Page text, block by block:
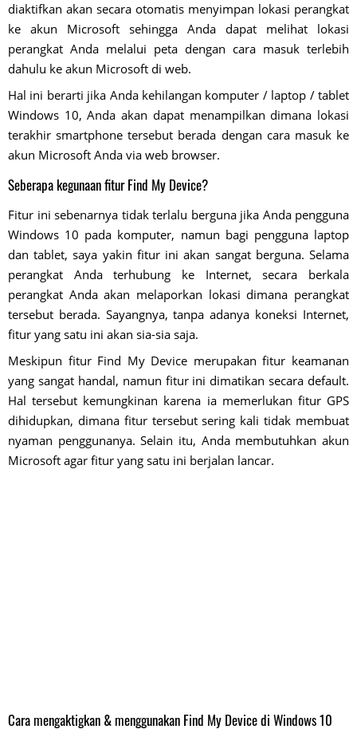
diaktifkan akan secara otomatis menyimpan lokasi perangkat
ke akun Microsoft sehingga Anda dapat melihat lokasi
perangkat Anda melalui peta dengan cara masuk terlebih
dahulu ke akun Microsoft di web.
Hal ini berarti jika Anda kehilangan komputer / laptop / tablet
Windows 10, Anda akan dapat menampilkan dimana lokasi
terakhir smartphone tersebut berada dengan cara masuk ke
akun Microsoft Anda via web browser.
Seberapa kegunaan fitur Find My Device?
Fitur ini sebenarnya tidak terlalu berguna jika Anda pengguna
Windows 10 pada komputer, namun bagi pengguna laptop
dan tablet, saya yakin fitur ini akan sangat berguna. Selama
perangkat Anda terhubung ke Internet, secara berkala
perangkat Anda akan melaporkan lokasi dimana perangkat
tersebut berada. Sayangnya, tanpa adanya koneksi Internet,
fitur yang satu ini akan sia-sia saja.
Meskipun fitur Find My Device merupakan fitur keamanan
yang sangat handal, namun fitur ini dimatikan secara default.
Hal tersebut kemungkinan karena ia memerlukan fitur GPS
dihidupkan, dimana fitur tersebut sering kali tidak membuat
nyaman penggunanya. Selain itu, Anda membutuhkan akun
Microsoft agar fitur yang satu ini berjalan lancar.
Cara mengaktigkan & menggunakan Find My Device di Windows 10